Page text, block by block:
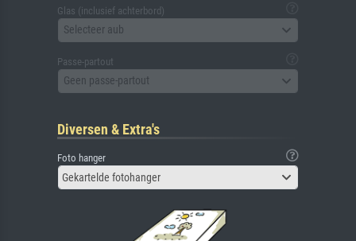
Glas (inclusief achterbord)
Selecteer aub
Passe-partout
Geen passe-partout
Diversen & Extra's
Foto hanger
Gekartelde fotohanger